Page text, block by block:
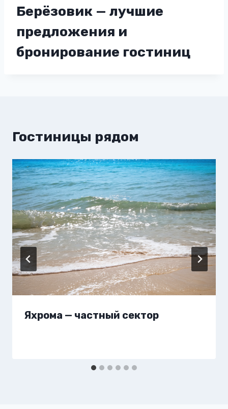
Берёзовик — лучшие
предложения и
бронирование гостиниц
Гостиницы рядом
Яхрома — частный сектор